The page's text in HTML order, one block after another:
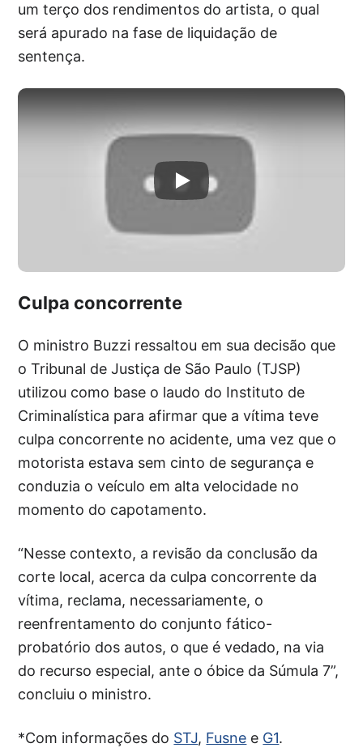
um terço dos rendimentos do artista, o qual
será apurado na fase de liquidação de
sentença.
Culpa concorrente
O ministro Buzzi ressaltou em sua decisão que
o Tribunal de Justiça de São Paulo (TJSP)
utilizou como base o laudo do Instituto de
Criminalística para afirmar que a vítima teve
culpa concorrente no acidente, uma vez que o
motorista estava sem cinto de segurança e
conduzia o veículo em alta velocidade no
momento do capotamento.
“Nesse contexto, a revisão da conclusão da
corte local, acerca da culpa concorrente da
vítima, reclama, necessariamente, o
reenfrentamento do conjunto fático-
probatório dos autos, o que é vedado, na via
do recurso especial, ante o óbice da Súmula 7”,
concluiu o ministro.
*Com informações do STJ, Fusne e G1.